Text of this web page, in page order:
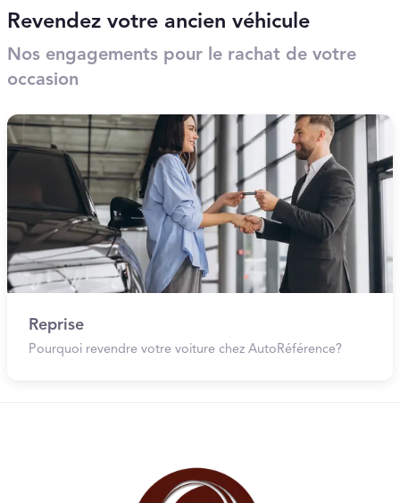
Revendez votre ancien véhicule
Nos engagements pour le rachat de votre
occasion
Reprise
Pourquoi revendre votre voiture chez AutoRéférence?